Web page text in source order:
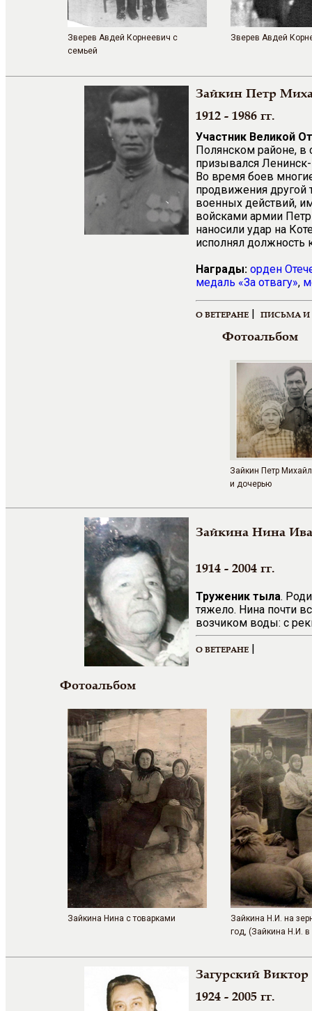
Зверев Авдей Корнеевич с
семьей
Зверев Авдей
Зайкин Петр
1912 - 1986 гг.
Участник Великой
Полянском районе,
призывался
Во время боев
продвижения другой
военных действий,
войсками армии Петр
наносили удар на
исполнял должность
Награды: орден
медаль «За отвагу»,
О ВЕТЕРАНЕ | ПИСЬМА И
Фотоальбом
Зайкин Петр
и дочерью
Зайкина Нина
1914 - 2004 гг.
Труженик тыла.
тяжело. Нина почти
возчиком воды: с
О ВЕТЕРАНЕ |
Фотоальбом
Зайкина Нина с товарками
Зайкина Н.И. на
год, (Зайкина Н.И.
Загурский
1924 - 2005 гг.